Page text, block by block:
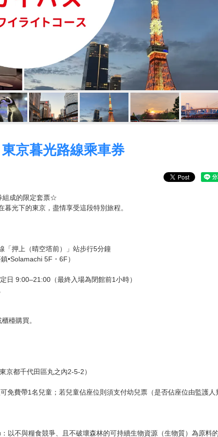
京暮光路線乘車券
組成的限定套票☆
光下的東京，盡情享受這段特別旅程。
「押上（晴空塔前）」站步行5分鐘
•Solamachi 5F・6F）
日 9:00–21:00（最終入場為閉館前1小時）
檯購買。
京都千代田區丸之內2-5-2）
免費帶1名兒童；若兒童佔座位則須支付幼兒票（是否佔座位由監護人
以不與糧食競爭、且不破壞森林的可持續生物資源（生物質）為原料